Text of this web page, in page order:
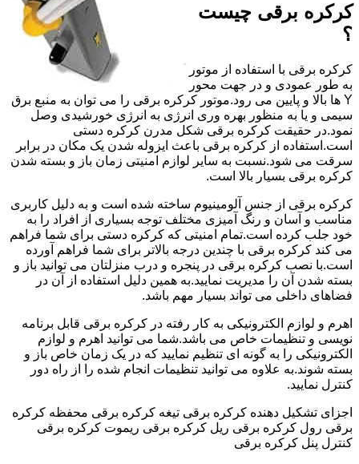
کرکره برقی چیست
؟
کرکره برقی با استفاده از موتور
به طور عمودی و در جهت محور
Y ها بالا و پایین می رود.موتور کرکره برقی را می توان به منبع برق
سیمی و یا به منظور بهره وری انرژی به انرژی خورشیدی وصل
نمود.در حقیقت کرکره برقی شکل مدرن کرکره دستی
است.استفاده از کرکره برقی باعث ایزوله شدن یک مکان در برابر
سرقت می شود.نسبت به سایر لوازم امنیتی زمان باز و بسته شدن
کرکره برقی بسیار بالا است.
کرکره برقی از جنس آلومینیوم ساخته شده است و به دلیل کاربری
مناسب و آسان و رنگ آمیزی مختلف توجه بسیاری از افراد را به
خود جلب کرده است.تمام امنیتی که کرکره دستی برای شما فراهم
می کند کرکره برقی با چندین درجه بالاتر برای شما فراهم آورده
است.با نصب کرکره برقی در پنجره و درب منزلتان می توانید باز و
بسته شدن آن را مدیریت نمایید.به همین دلیل استفاده از آن در
فضاهای داخلی می تواند بسیار مهم باشد.
اهرم و لوازم الکترونیکی به کار رفته در کرکره برقی قابل برنامه
نویسی و تنظیمات خاص می باشد.شما می توانید اهرم و لوازم
الکترونیکی را به گونه ای تنظیم نمایید که در یک زمان خاص باز و
بسته شوند.به علاوه می توانید تنظیمات انجام شده را از راه دور
کنترل نمایید.
اجزای تشکیل دهنده کرکره برقی تیغه کرکره برقی محفظه کرکره
برقی رول کرکره برقی ریل کرکره برقی ریموت کرکره برقی
کنترل پنل کرکره برقی